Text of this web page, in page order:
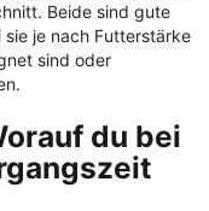
Beide sind gute
je nach Futterstärke
sind oder
du bei